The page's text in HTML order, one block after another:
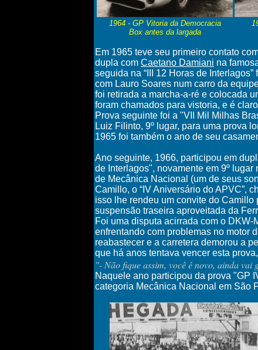
1964 - GP Vitoria da Democracia
Box antes da largada
Em 1965 teve seu primeiro contato
dupla com Caetano Damiani na
seguida na “III 12 Horas de
com Lauro Soares num carro da
foi retirada a marcha-a-ré e colocada
foram chamados para vistoria, e é
Prova seguinte foi a "VII Mil Milhas
Luiz Filinto, 9º lugar, para uma prova
1965 foi também o ano de seu
Ano seguinte, 1966, participou em
de Interlagos", novamente em 9º
de Mecânica Nacional (um de seus
Camillo, o “IV Aniversário do APVC”,
isso lhe rendeu um convite do Camillo
suspensão traseira aproveitada da
Foi uma disputa acirrada com o
enfrentando com problemas no motor
reabastecer e a carretera demorou a
que há anos tentava vencer esta
"- Não fique assim, você é novo, ainda
Naquele ano participou da prova "GP
categoria Mecânica Nacional em São